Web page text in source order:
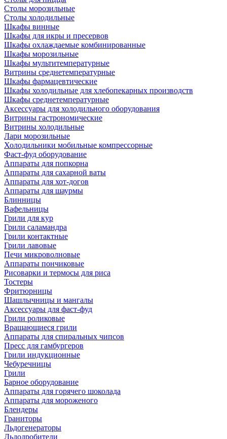
Столы морозильные
Столы холодильные
Шкафы винные
Шкафы для икры и пресервов
Шкафы охлаждаемые комбинированные
Шкафы морозильные
Шкафы мультитемпературные
Витрины среднетемпературные
Шкафы фармацевтические
Шкафы холодильные для хлебопекарных производств
Шкафы среднетемпературные
Аксессуары для холодильного оборудования
Витрины гастрономические
Витрины холодильные
Лари морозильные
Холодильники мобильные компрессорные
Фаст-фуд оборудование
Аппараты для попкорна
Аппараты для сахарной ваты
Аппараты для хот-догов
Аппараты для шаурмы
Блинницы
Вафельницы
Грили для кур
Грили саламандра
Грили контактные
Грили лавовые
Печи микроволновые
Аппараты пончиковые
Рисоварки и термосы для риса
Тостеры
Фритюрницы
Шашлычницы и мангалы
Аксессуары для фаст-фуд
Грили роликовые
Вращающиеся грили
Аппараты для спиральных чипсов
Пресс для гамбургеров
Грили индукционные
Чебуречницы
Грили
Барное оборудование
Аппараты для горячего шоколада
Аппараты для мороженого
Блендеры
Граниторы
Льдогенераторы
Льдодробители